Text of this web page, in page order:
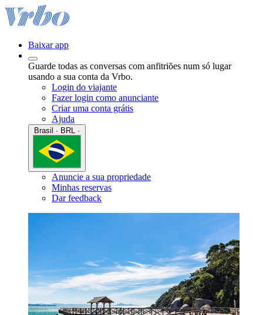
Baixar app
Guarde todas as conversas com anfitriões num só lugar
usando a sua conta da Vrbo.
Login do viajante
Fazer login como anunciante
Criar uma conta grátis
Ajuda
Anuncie a sua propriedade
Minhas reservas
Dar feedback